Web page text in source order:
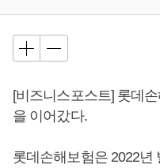
[비즈니스포스트] 롯데
을 이어갔다.
롯데손해보험은 2022년